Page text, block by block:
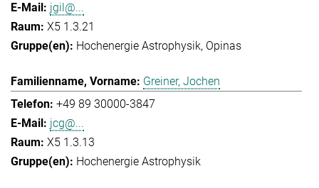
jgil@...
X5 1.3.21
Hochenergie Astrophysik Opinas
Greiner, Jochen
+49 89 30000-3847
jcg@...
X5 1.3.13
Hochenergie Astrophysik